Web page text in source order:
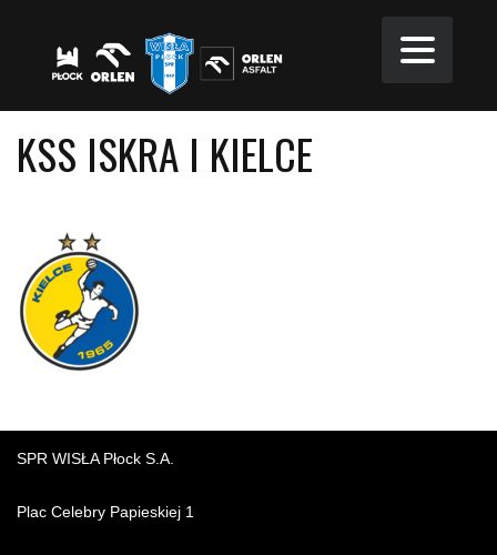
KSS ISKRA I KIELCE
SPR WISŁA Płock S.A.
Plac Celebry Papieskiej 1